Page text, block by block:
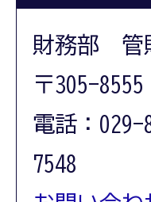
財務部 管
〒305-
電話：
7548